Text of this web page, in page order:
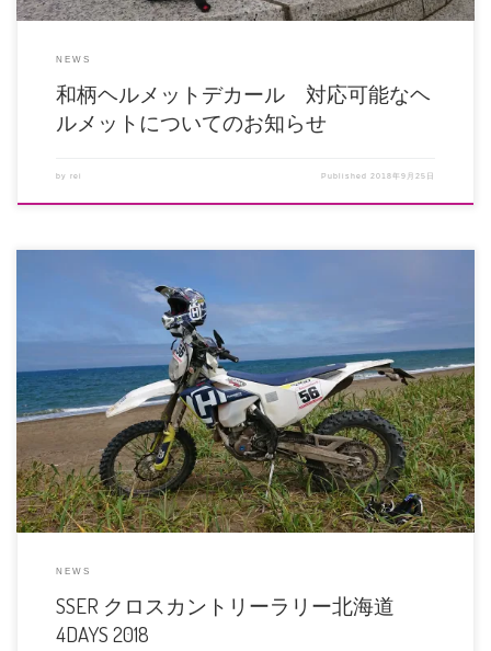
NEWS
和柄ヘルメットデカール 対応可能なヘ
ルメットについてのお知らせ
by rei Published 2018年9月25日
MotoCrusader(モトクルセイダー)が微力ながらサポートさせていただいてお
ります杉村晋吾選手 […]
NEWS
SSER クロスカントリーラリー北海道
4DAYS 2018